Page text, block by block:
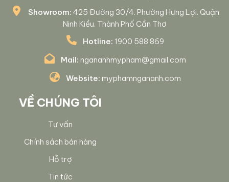
Showroom: 425 Đường 30/4. Phường Hưng Lợi. Quận
Ninh Kiều. Thành Phố Cần Thơ
Hotline: 1900 588 869
Mail: ngananhmypham@gmail.com
Website: myphamngananh.com
VỀ CHÚNG TÔI
Tư vấn
Chính sách bán hàng
Hỗ trợ
Tin tức